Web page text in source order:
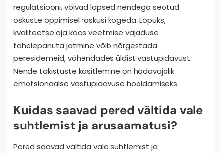
regulatsiooni, võivad lapsed nendega seotud
oskuste õppimisel raskusi kogeda. Lõpuks,
kvaliteetse aja koos veetmise vajaduse
tähelepanuta jätmine võib nõrgestada
peresidemeid, vähendades üldist vastupidavust.
Nende takistuste käsitlemine on hädavajalik
emotsionaalse vastupidavuse hooldamiseks.
Kuidas saavad pered vältida vale
suhtlemist ja arusaamatusi?
Pered saavad vältida vale suhtlemist ja